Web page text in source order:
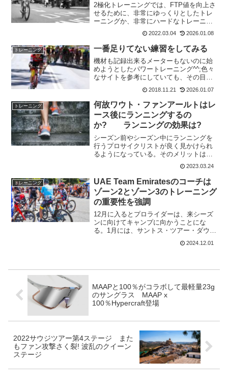
2極化トレーニングでは、FTP値を向上さ
せるために、非常にゆっくりとしたトレ
ーニングか、非常にハードなトレーニン
グのどちらかを行う。80対20の法則を適
用すれば可能だが、それは必須ではな
い。 トレーニングセッションの80%は低
強度（有酸素性...
2022.03.04 2026.01.08
トレーニング 一番足りてない練習をしてみる
機材も記録出来るメーターもないのに始
めようとしたパワートレーニング^^;色々
なサイトを参考にしていても、その目的
によってやるべき練習内容が違うという
ことが少しだけわかってきました。その
中で、ペースがないのにタバタとかして
もダメという意見もあ...
2018.11.21 2026.01.07
トレーニング
何故ワウト・ファンアールトはレ
ース後にランニングするの
か? ランニングの効果は?
シーズン前やシーズン中にランニングを
行うプロサイクリストが良く見かけられ
るようになっている。そのメリットは何
なのか？また、リスクはないのだろう
か？スポーツドクターのTom Teulingkx
は、「私は以前から、ライダーは若いう
ちから走り始め...
2023.03.24
トレーニング
UAE Team Emiratesのコーチは
ゾーン2とゾーン3のトレーニング
の重要性を強調
12月に入るとプロライダーは、来シーズ
ンに向けてキャンプに向かうことにな
る。1月には、サントス・ツアー・ダウン
アンダーが始まるのだ。UAE Team
Emiratesのトレーニングディレクターで
2024.12.01
MAAPと100％がコラボして最軽量23g
のサングラス MAAP x
100％Hypercraft登場
2022サウジツアー第4ステージ また
もファン攻撃さく裂! 波乱のクイーン
ステージ